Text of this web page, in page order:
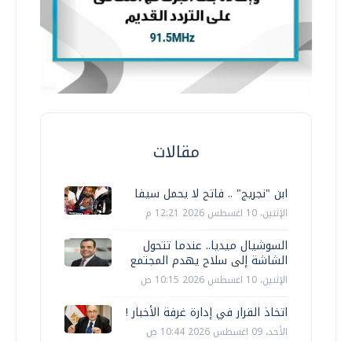
مقالات
ابن "نجريج" .. فاتح لا يحمل سيفا
الإثنين، 10 اغسطس 2026 12:21 م
السوشيال ميديا.. عندما تتحول
الشاشة إلى سلاح يهدم المجتمع
الإثنين، 10 اغسطس 2026 10:15 ص
اتخاذ القرار في إدارة غرفة الأخبار !
الأحد، 09 اغسطس 2026 10:44 ص